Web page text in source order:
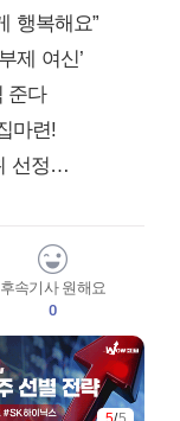
행복해요”
제 여신’
준다
마련!
선정…
후속기사 원해요
0